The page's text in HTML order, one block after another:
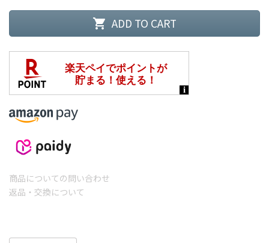
shopping_cart ADD TO CART
商品についての問い合わせ
返品・交換について